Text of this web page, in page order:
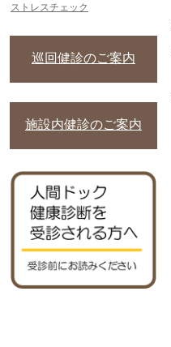
ストレスチェック
巡回健診のご案内
施設内健診のご案内